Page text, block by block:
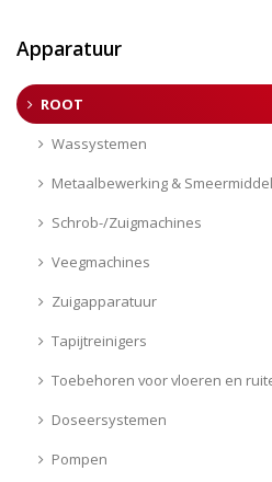
Apparatuur
ROOT
Wassystemen
Metaalbewerking &
Schrob-/Zuigmachines
Veegmachines
Zuigapparatuur
Tapijtreinigers
Toebehoren voor vloeren en
Doseersystemen
Pompen